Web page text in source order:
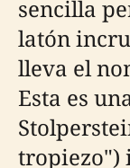
sencilla
latón
lleva el
Esta es
tropiezo")